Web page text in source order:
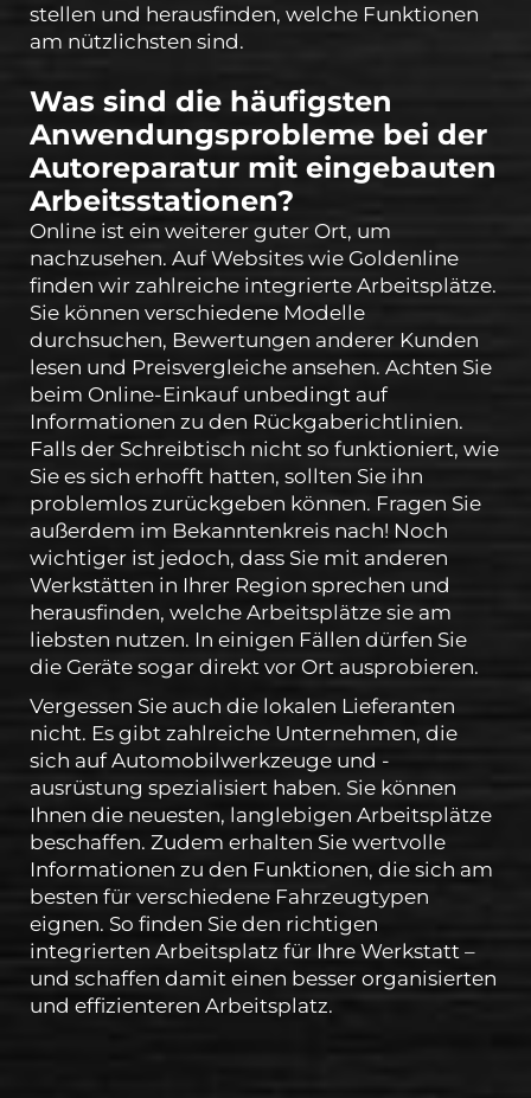
stellen und herausfinden, welche Funktionen
am nützlichsten sind.
Was sind die häufigsten
Anwendungsprobleme bei der
Autoreparatur mit eingebauten
Arbeitsstationen?
Online ist ein weiterer guter Ort, um
nachzusehen. Auf Websites wie Goldenline
finden wir zahlreiche integrierte Arbeitsplätze.
Sie können verschiedene Modelle
durchsuchen, Bewertungen anderer Kunden
lesen und Preisvergleiche ansehen. Achten Sie
beim Online-Einkauf unbedingt auf
Informationen zu den Rückgaberichtlinien.
Falls der Schreibtisch nicht so funktioniert, wie
Sie es sich erhofft hatten, sollten Sie ihn
problemlos zurückgeben können. Fragen Sie
außerdem im Bekanntenkreis nach! Noch
wichtiger ist jedoch, dass Sie mit anderen
Werkstätten in Ihrer Region sprechen und
herausfinden, welche Arbeitsplätze sie am
liebsten nutzen. In einigen Fällen dürfen Sie
die Geräte sogar direkt vor Ort ausprobieren.
Vergessen Sie auch die lokalen Lieferanten
nicht. Es gibt zahlreiche Unternehmen, die
sich auf Automobilwerkzeuge und -
ausrüstung spezialisiert haben. Sie können
Ihnen die neuesten, langlebigen Arbeitsplätze
beschaffen. Zudem erhalten Sie wertvolle
Informationen zu den Funktionen, die sich am
besten für verschiedene Fahrzeugtypen
eignen. So finden Sie den richtigen
integrierten Arbeitsplatz für Ihre Werkstatt –
und schaffen damit einen besser organisierten
und effizienteren Arbeitsplatz.